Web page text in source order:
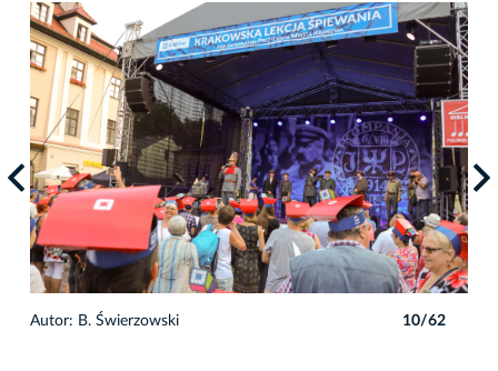
Autor: B. Świerzowski 10/62